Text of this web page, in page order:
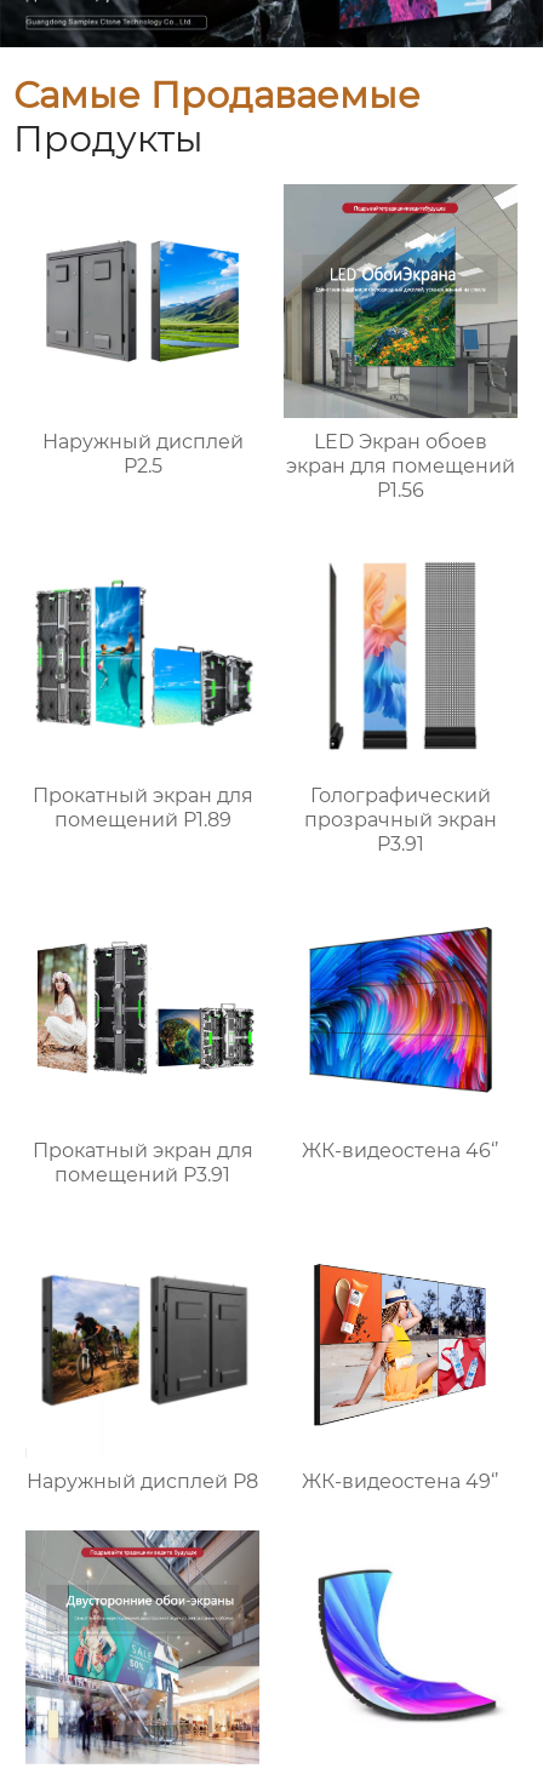
Самые Продаваемые
Продукты
Наружный дисплей
P2.5
LED Экран обоев
экран для помещений
P1.56
Прокатный экран для
помещений P1.89
Голографический
прозрачный экран
P3.91
Прокатный экран для
помещений P3.91
ЖК-видеостена 46‘’
Наружный дисплей P8 ЖК-видеостена 49‘’